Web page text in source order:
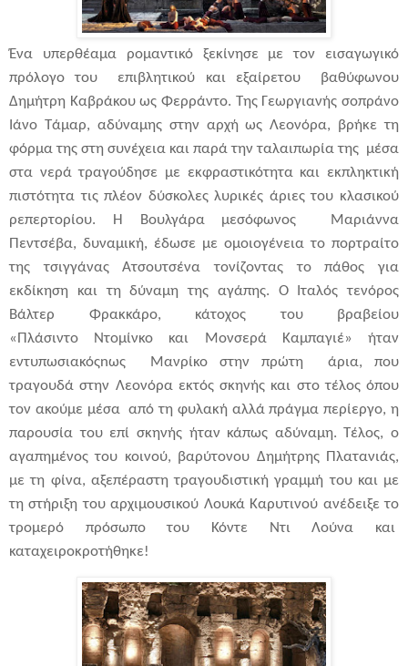
Ένα υπερθέαμα ρομαντικό ξεκίνησε με τον εισαγωγικό
πρόλογο του επιβλητικού και εξαίρετου βαθύφωνου
Δημήτρη Καβράκου ως Φερράντο. Της Γεωργιανής σοπράνο
Ιάνο Τάμαρ, αδύναμης στην αρχή ως Λεονόρα, βρήκε τη
φόρμα της στη συνέχεια και παρά την ταλαιπωρία της μέσα
στα νερά τραγούδησε με εκφραστικότητα και εκπληκτική
πιστότητα τις πλέον δύσκολες λυρικές άριες του κλασικού
ρεπερτορίου. Η Βουλγάρα μεσόφωνος Μαριάννα
Πεντσέβα, δυναμική, έδωσε με ομοιογένεια το πορτραίτο
της τσιγγάνας Ατσουτσένα τονίζοντας το πάθος για
εκδίκηση και τη δύναμη της αγάπης. Ο Ιταλός τενόρος
Βάλτερ Φρακκάρο, κάτοχος του βραβείου
«Πλάσιντο Ντομίνκο και Μονσερά Καμπαγιέ» ήταν
εντυπωσιακόςnως Μανρίκο στην πρώτη άρια, που
τραγουδά στην Λεονόρα εκτός σκηνής και στο τέλος όπου
τον ακούμε μέσα από τη φυλακή αλλά πράγμα περίεργο, η
παρουσία του επί σκηνής ήταν κάπως αδύναμη. Τέλος, ο
αγαπημένος του κοινού, βαρύτονου Δημήτρης Πλατανιάς,
με τη φίνα, αξεπέραστη τραγουδιστική γραμμή του και με
τη στήριξη του αρχιμουσικού Λουκά Καρυτινού ανέδειξε το
τρομερό πρόσωπο του Κόντε Ντι Λούνα και
καταχειροκροτήθηκε!